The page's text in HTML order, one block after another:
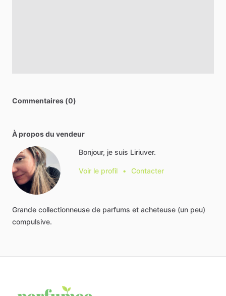
Commentaires (0)
À propos du vendeur
Bonjour, je suis Liriuver.
Voir le profil • Contacter
Grande collectionneuse de parfums et acheteuse (un peu)
compulsive.